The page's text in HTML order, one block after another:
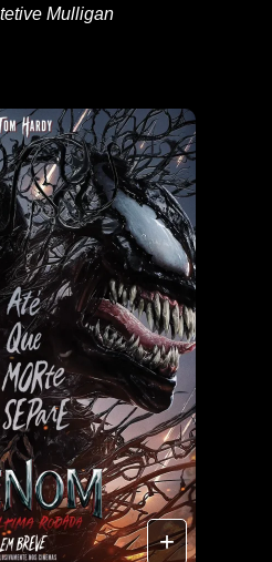
Mulligan
+